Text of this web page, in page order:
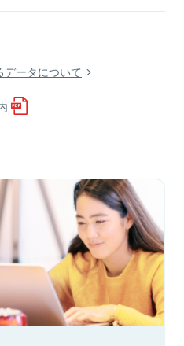
ータについて